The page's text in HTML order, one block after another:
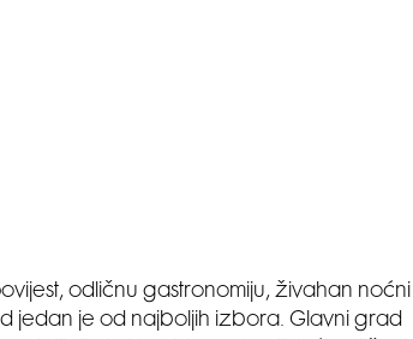
odličnu gastronomiju, živahan noćni
jedan je od najboljih izbora. Glavni grad